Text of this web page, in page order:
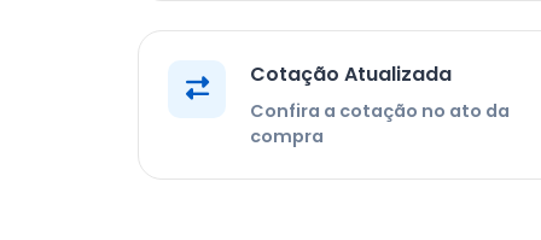
Cotação Atualizada
Confira a cotação no ato da
compra